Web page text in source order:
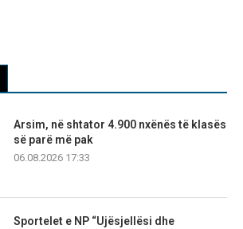
Arsim, në shtator 4.900 nxënës të klasës
së parë më pak
06.08.2026 17:33
Sportelet e NP “Ujësjellësi dhe